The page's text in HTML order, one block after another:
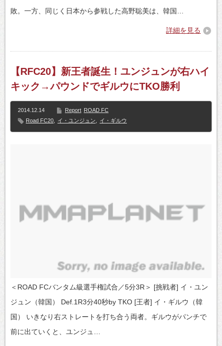
敗。一方、同じく日本から参戦した高野聡美は、韓国…
詳細を見る
【RFC20】新王者誕生！ユンジュンが右ハイ
キック→パウンドでギルウにTKO勝利
2014.12.14 Report ROAD FC
Road FC20
イ・ユンジュン イ・ギルウ
＜ROAD FCバンタム級選手権試合／5分3R＞ [挑戦者] イ・ユン
ジュン（韓国） Def.1R3分40秒by TKO [王者] イ・ギルウ（韓
国） いきなり右ストレートを打ち合う両者。ギルウがパンチで
前に出ていくと、ユンジュ…